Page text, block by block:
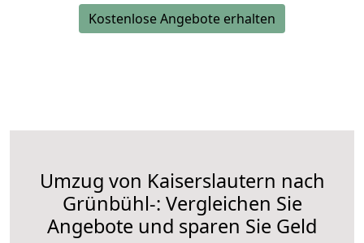
Kostenlose Angebote erhalten
Umzug von Kaiserslautern nach
Grünbühl-: Vergleichen Sie
Angebote und sparen Sie Geld